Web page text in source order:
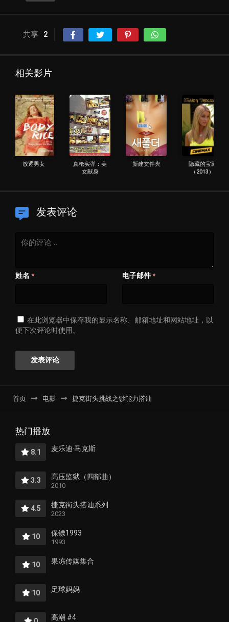
共享 2
相关影片
放逐男女
真枪实弹：美
女献身
新建文件夾
隐藏的宝藏
（2013）
发表评论
姓名 * 电子邮件 *
在此浏览器中保存我的显示名称、邮箱地址和网站地址，以
便下次评论时使用。
首页 电影 捷克街头挑战之钞能力搭讪
热门播放
8.1 麦乐迪·马克斯
3.3 高压监狱（四部曲）
2010
4.5 捷克街头搭讪系列
2023
10 保镖1993
1993
10 果冻传媒集合
10 足球妈妈
高潮 #4